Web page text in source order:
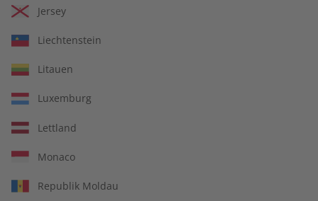
Kostenfreie Lieferung direkt zu Ihnen nach
Hause
14 Ausgaben pro Jahr
Jersey
Liechtenstein
Litauen
Luxemburg
Lettland
Monaco
Republik Moldau